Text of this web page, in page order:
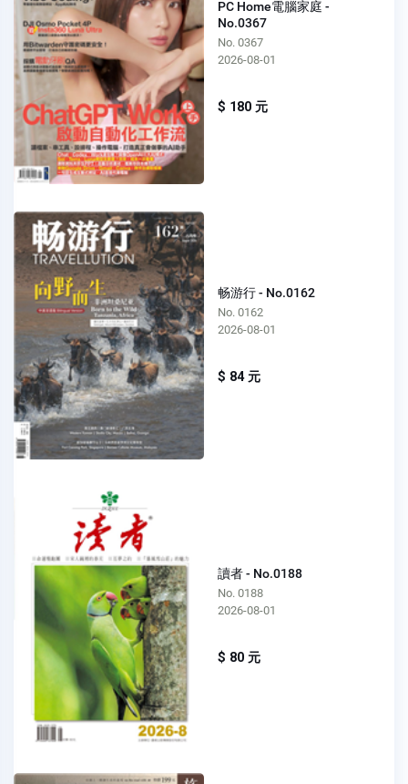
PC Home電腦家庭 -
No.0367
No. 0367
2026-08-01
$ 180 元
畅游行 - No.0162
No. 0162
2026-08-01
$ 84 元
讀者 - No.0188
No. 0188
2026-08-01
$ 80 元